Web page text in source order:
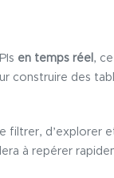
en temps réel ,
construire des
filtrer, d’explorer
à repérer